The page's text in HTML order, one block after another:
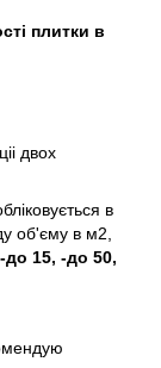
плитки в
двох
в
об'єму в м2,
до 15, -до 50,